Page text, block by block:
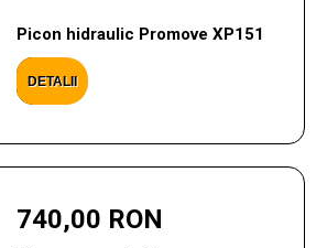
Picon hidraulic Promove XP151
DETALII
740,00 RON